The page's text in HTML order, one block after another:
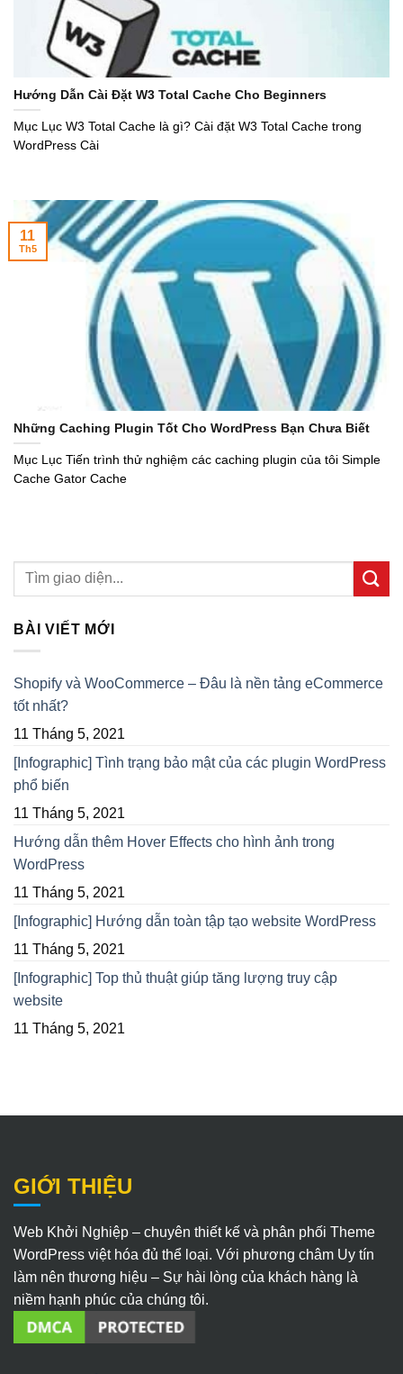
Hướng Dẫn Cài Đặt W3 Total Cache Cho Beginners
Mục Lục W3 Total Cache là gì? Cài đặt W3 Total Cache trong
WordPress Cài
Những Caching Plugin Tốt Cho WordPress Bạn Chưa Biết
Mục Lục Tiến trình thử nghiệm các caching plugin của tôi Simple
Cache Gator Cache
11
Th5
BÀI VIẾT MỚI
Shopify và WooCommerce – Đâu là nền tảng eCommerce
tốt nhất?
11 Tháng 5, 2021
[Infographic] Tình trạng bảo mật của các plugin WordPress
phổ biến
11 Tháng 5, 2021
Hướng dẫn thêm Hover Effects cho hình ảnh trong
WordPress
11 Tháng 5, 2021
[Infographic] Hướng dẫn toàn tập tạo website WordPress
11 Tháng 5, 2021
[Infographic] Top thủ thuật giúp tăng lượng truy cập
website
11 Tháng 5, 2021
GIỚI THIỆU
Web Khởi Nghiệp – chuyên thiết kế và phân phối Theme
WordPress việt hóa đủ thể loại. Với phương châm Uy tín
làm nên thương hiệu – Sự hài lòng của khách hàng là
niềm hạnh phúc của chúng tôi.